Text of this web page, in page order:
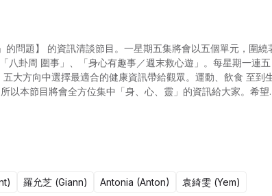
問題】 的資訊清談節目。一星期五集將會以五個單元，圍繞
八卦周 圍事」、「身心有趣事／週末救心遊」。每星期一連五
大方向中選擇最適合的健康資訊帶給觀眾。運動、飲食 至到
以本節目將會全方位集中「身、心、靈」的資訊給大家。希望
羅允芝 (Giann) Antonia (Anton) 袁綺雯 (Yem)